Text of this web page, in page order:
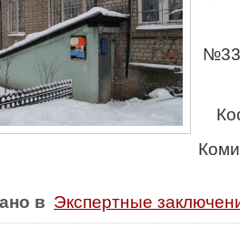
в Экспертные